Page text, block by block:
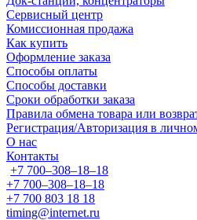
Сервисный центр
Комиссионная продажа
Как купить
Оформление заказа
Способы оплаты
Способы доставки
Сроки обработки заказа
Правила обмена товара или
Регистрация/Авторизация в
О нас
Контакты
+7 700‒308‒18‒18
+7 700‒308‒18‒18
+7 700 803 18 18
timing@internet.ru